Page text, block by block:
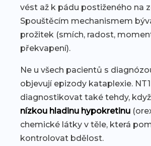
vést až k pádu postiženého na
Spouštěcím mechanismem
prožitek (smích, radost,
překvapení).
Ne u všech pacientů s
objevují epizody kataplexie.
diagnostikovat také tehdy,
nízkou hladinu hypokretinu
chemické látky v těle, která
kontrolovat bdělost.